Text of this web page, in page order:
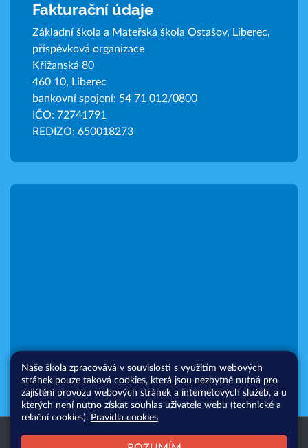
Fakturační údaje
Základní škola a Mateřská škola Ostašov, Liberec,
příspěvková organizace
Křižanská 80
460 10, Liberec
bankovní spojení: 54 71 012/0800
IČO: 72741791
REDIZO: 650018273
Všechna práva vyhrazena. Copyright
Web školy
Naše škola zpracovává v souvislosti s využitím webových
stránek pouze taková cookies, která jsou nezbytně nutná pro
zajištění provozu webových stránek a internetových služeb, a u
kterých není nutno získat souhlas uživatele webu (technické a
relační cookies). Pravidla cookies